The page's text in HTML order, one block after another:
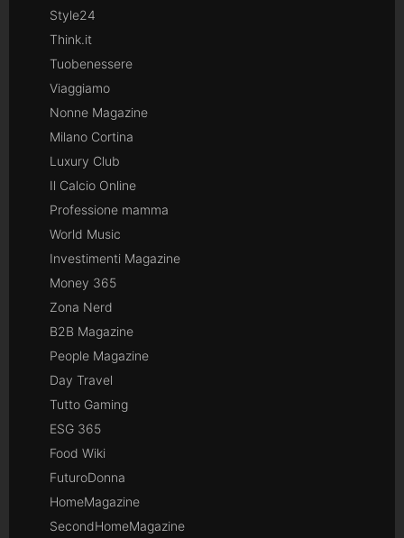
Style24
Think.it
Tuobenessere
Viaggiamo
Nonne Magazine
Milano Cortina
Luxury Club
Il Calcio Online
Professione mamma
World Music
Investimenti Magazine
Money 365
Zona Nerd
B2B Magazine
People Magazine
Day Travel
Tutto Gaming
ESG 365
Food Wiki
FuturoDonna
HomeMagazine
SecondHomeMagazine